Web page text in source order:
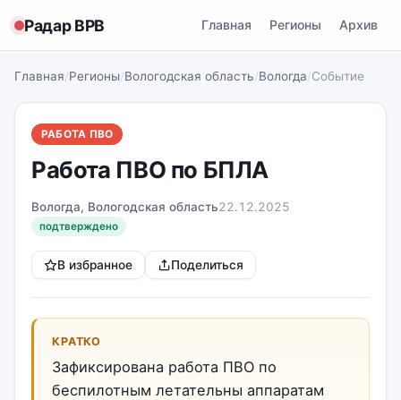
Радар ВРВ Главная Регионы Архив
Главная/Регионы/Вологодская область/Вологда/Событие
РАБОТА ПВО
Работа ПВО по БПЛА
Вологда, Вологодская область22.12.2025
подтверждено
В избранное Поделиться
КРАТКО
Зафиксирована работа ПВО по
беспилотным летательны аппаратам